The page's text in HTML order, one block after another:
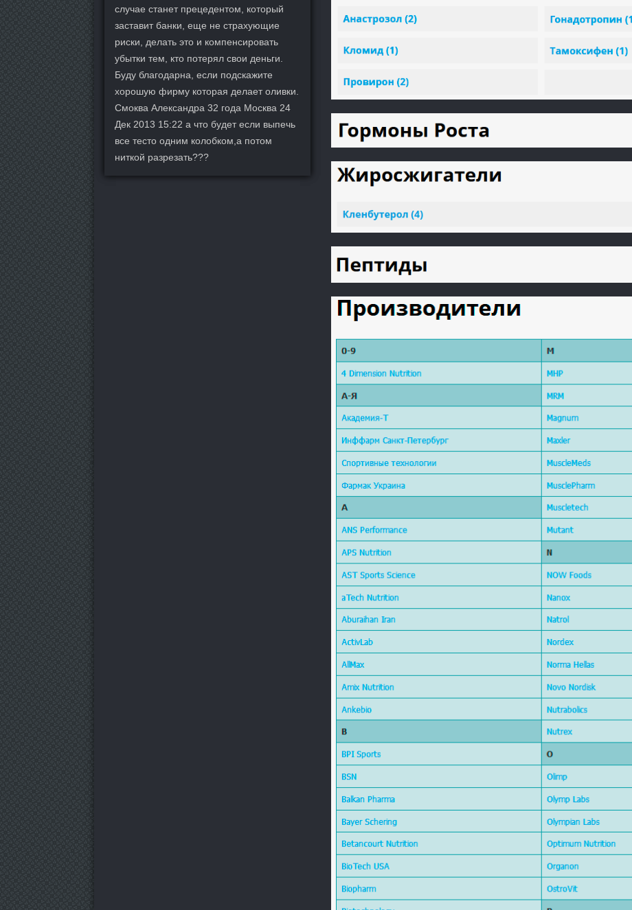
случае станет прецедентом, который
заставит банки, еще не страхующие
риски, делать это и компенсировать
убытки тем, кто потерял свои деньги.
Буду благодарна, если подскажите
хорошую фирму которая делает оливки.
Смоква Александра 32 года Москва 24
Дек 2013 15:22 а что будет если выпечь
все тесто одним колобком,а потом
ниткой разрезать???